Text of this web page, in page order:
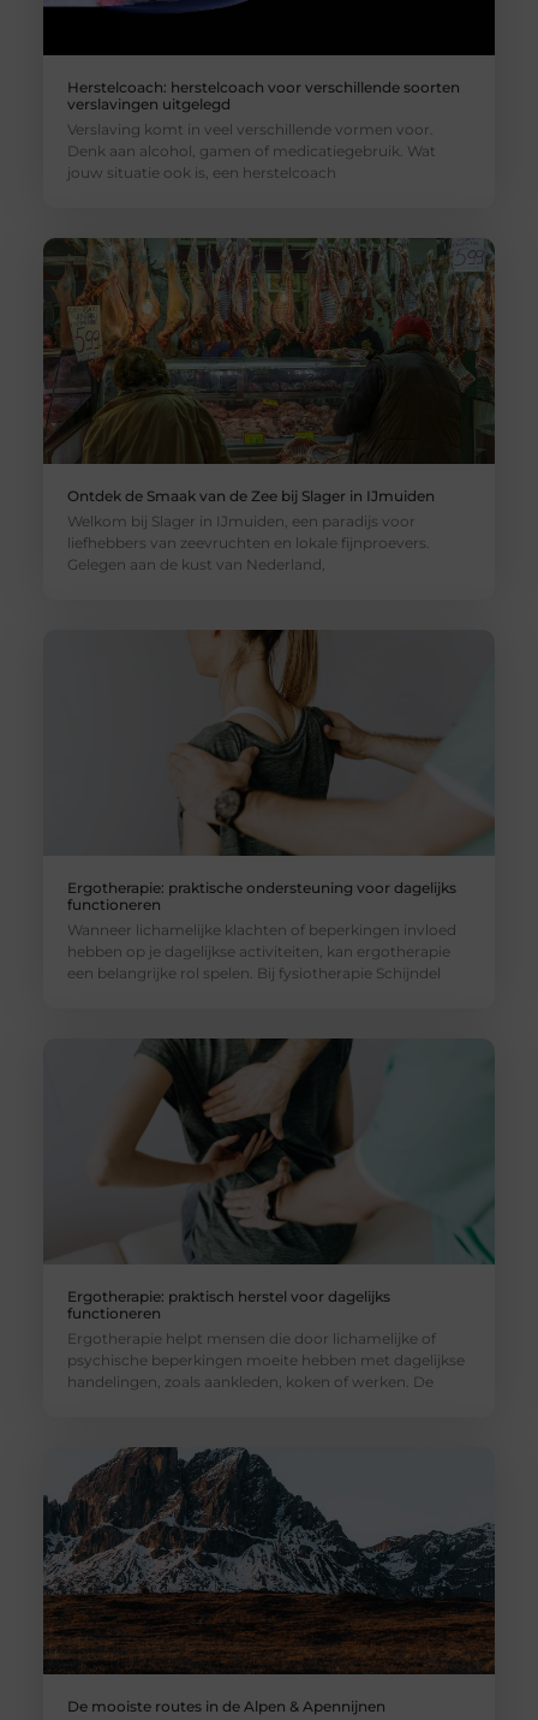
Herstelcoach: herstelcoach voor verschillende soorten
verslavingen uitgelegd
Verslaving komt in veel verschillende vormen voor.
Denk aan alcohol, gamen of medicatiegebruik. Wat
jouw situatie ook is, een herstelcoach
Ontdek de Smaak van de Zee bij Slager in IJmuiden
Welkom bij Slager in IJmuiden, een paradijs voor
liefhebbers van zeevruchten en lokale fijnproevers.
Gelegen aan de kust van Nederland,
Ergotherapie: praktische ondersteuning voor dagelijks
functioneren
Wanneer lichamelijke klachten of beperkingen invloed
hebben op je dagelijkse activiteiten, kan ergotherapie
een belangrijke rol spelen. Bij fysiotherapie Schijndel
Ergotherapie: praktisch herstel voor dagelijks
functioneren
Ergotherapie helpt mensen die door lichamelijke of
psychische beperkingen moeite hebben met dagelijkse
handelingen, zoals aankleden, koken of werken. De
De mooiste routes in de Alpen & Apennijnen